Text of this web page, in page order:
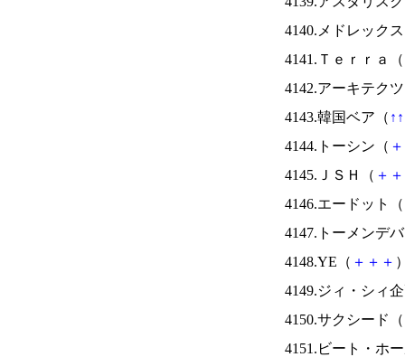
4140.メドレック
4141.Ｔｅｒｒａ（
4142.アーキテク
4143.韓国ベア（ ↑ ↑
4144.トーシン（ ＋
4145.ＪＳＨ（ ＋ ＋
4146.エードット（
4147.トーメンデ
4148.YE（ ＋ ＋ ＋
4149.ジィ・シィ
4150.サクシード（
4151.ビート・ホ